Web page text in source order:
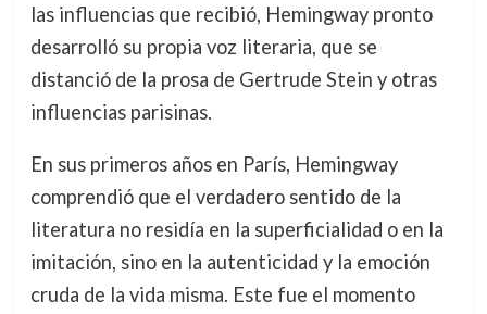
las influencias que recibió, Hemingway pronto
desarrolló su propia voz literaria, que se
distanció de la prosa de Gertrude Stein y otras
influencias parisinas.
En sus primeros años en París, Hemingway
comprendió que el verdadero sentido de la
literatura no residía en la superficialidad o en la
imitación, sino en la autenticidad y la emoción
cruda de la vida misma. Este fue el momento